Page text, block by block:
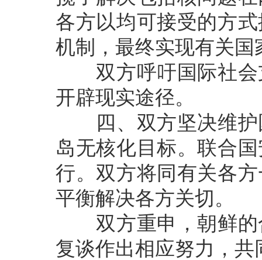
各方以均可接受的方
机制，最终实现有关
双方呼吁国际社会
开辟现实途径。
四、双方坚决维护
岛无核化目标。联合
行。双方将同有关各
平衡解决各方关切。
双方重申，朝鲜的
复谈作出相应努力，